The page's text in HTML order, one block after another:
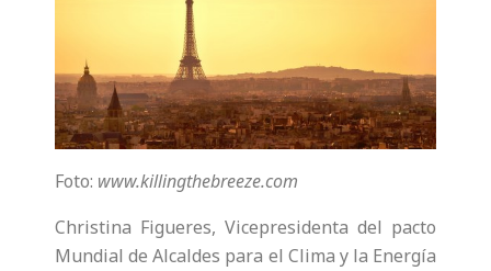
Foto: www.killingthebreeze.com
Christina Figueres, Vicepresidenta del pacto
Mundial de Alcaldes para el Clima y la Energía